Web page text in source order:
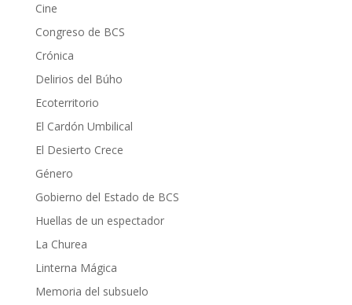
Cine
Congreso de BCS
Crónica
Delirios del Búho
Ecoterritorio
El Cardón Umbilical
El Desierto Crece
Género
Gobierno del Estado de BCS
Huellas de un espectador
La Churea
Linterna Mágica
Memoria del subsuelo